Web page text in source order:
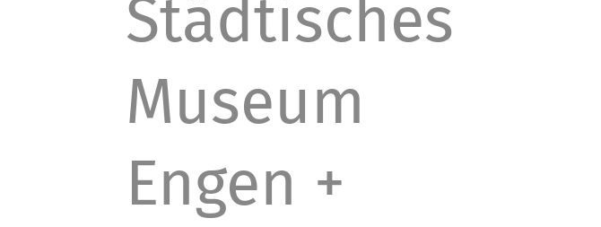
Städtisches
Museum
Engen +